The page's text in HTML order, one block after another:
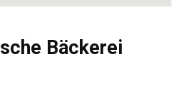
Bäckerei